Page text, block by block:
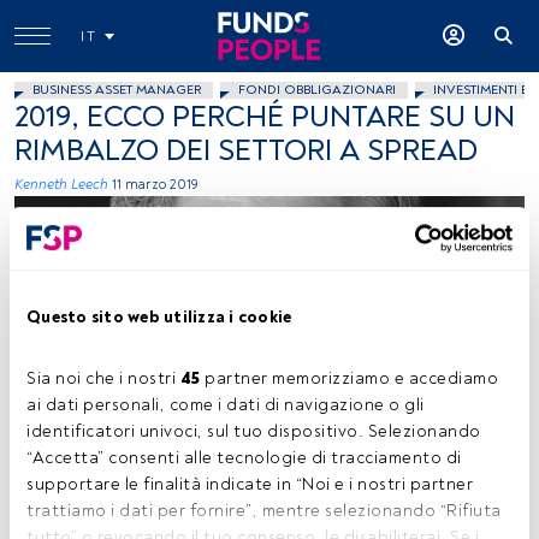
Questo sito web utilizza i cookie
Sia noi che i nostri 45 partner memorizziamo e accediamo
ai dati personali, come i dati di navigazione o gli
identificatori univoci, sul tuo dispositivo. Selezionando
“Accetta” consenti alle tecnologie di tracciamento di
supportare le finalità indicate in “Noi e i nostri partner
trattiamo i dati per fornire”, mentre selezionando “Rifiuta
IT
BUSINESS ASSET MANAGER FONDI OBBLIGAZIONARI INVESTIMENTI
2019, ECCO PERCHÉ PUNTARE SU UN
RIMBALZO DEI SETTORI A SPREAD
Kenneth Leech 11 marzo 2019
Ken Leech, CIO di Western Asset (affiliata del Gruppo Legg Mason)
Tempo di lettura: